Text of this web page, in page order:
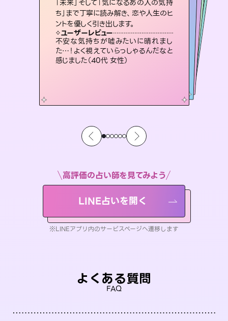
「未来」そして「気になるあの人の気持
ち」まで丁寧に読み解き、恋や人生のヒ
ントを優しく引き出します。
ユーザーレビュー
不安な気持ちが嘘みたいに晴れまし
た…！よく視えていらっしゃるんだなと
感じました（40代 女性）
紐解き、背中をそっと押して導きます。
ユーザーレビュー
安心感のあり、言い切ってくれる所や濁
さない鑑定のおかげで、毎回自分の気
持ちを整えられます（30代 男性）
選択できるようアドバイスします。
ユーザーレビュー
職場の人の性質や人間関係、本心など
本当によく視えていてびっくり。対策が
打てて前向きになれます（40代）
3,700年以上の歴史を持つ東洋最古の占術「易占」で詳細まで占い、幸せへ向かう道筋を示します。厳しい結果にも具体的な対策をお伝えします。
ユーザーレビュー
複雑な背景もしっかり聞いて鑑定して
いただけました。気持ちが楽になりまし
た（50代 女性）
寧に読み解き恋愛成就へと導きます。
ユーザーレビュー
鑑定していただいてアドバイス通りに行
動すると仲が復活してきました。ありが
とうございました（40代 女性）
い未来をサポートします。
ユーザーレビュー
とても心温まる鑑定でした。しかもこち
らは何も言っていないのに視えていらっ
しゃるんだなと驚きです（30代女性）
高評価の占い師を見てみよう
LINE占いを開く
※LINEアプリ内のサービスページへ遷移します
よくある質問
FAQ